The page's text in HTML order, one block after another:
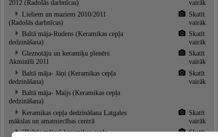
2012 (Radošās darbnīcas)
vairāk
Lieliem un maziem 2010/2011
(Radošās darbnīcas)
Skatīt
vairāk
Baltā māja-Rudens (Keramikas cepļa
dedzināšana)
Skatīt
vairāk
Gleznotāju un keramiķu plenērs
Akminīši 2011
Skatīt
vairāk
Baltā māja- Jāņi (Keramikas cepļa
dedzināšana)
Skatīt
vairāk
Baltā māja- Maijs (Keramikas cepļa
dedzināšana)
Keramikas cepļa dedzināšana Latgales
mākslas un amatniecības centrā
Skatīt
vairāk
"Baltās mājas" keramikas cepļa
Skatīt